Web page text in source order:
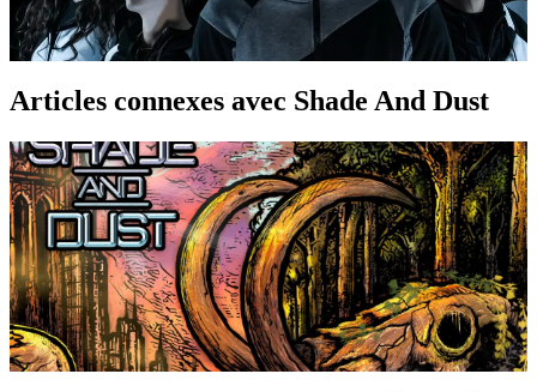
Articles connexes avec Shade And Dust